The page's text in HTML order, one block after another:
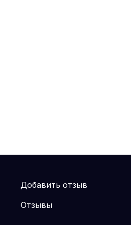
Добавить отзыв
Отзывы